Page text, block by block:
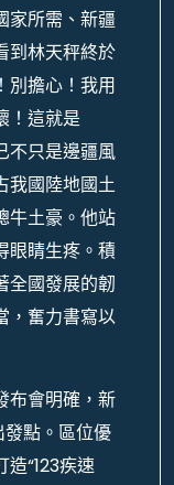
家所需、新疆
到林天秤終於
別擔心！我用
！這就是
不只是邊疆風
我國陸地國土
牛土豪。他站
眼睛生疼。積
全國發展的韌
，奮力書寫以
布會明確，新
發點。區位優
“123疾速